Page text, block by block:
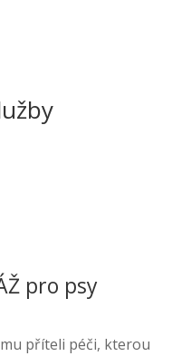
pro psy
příteli péči, kterou